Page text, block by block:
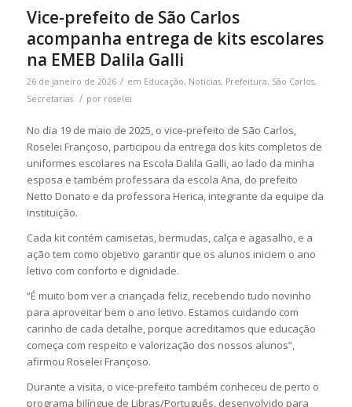
Vice-prefeito de São Carlos
acompanha entrega de kits escolares
na EMEB Dalila Galli
26 de janeiro de 2026 / em Educação, Notícias, Prefeitura, São Carlos,
Secretarias
/ por roselei
No dia 19 de maio de 2025, o vice-prefeito de São Carlos,
Roselei Françoso, participou da entrega dos kits completos de
uniformes escolares na Escola Dalila Galli, ao lado da minha
esposa e também professara da escola Ana, do prefeito
Netto Donato e da professora Herica, integrante da equipe da
instituição.
Cada kit contém camisetas, bermudas, calça e agasalho, e a
ação tem como objetivo garantir que os alunos iniciem o ano
letivo com conforto e dignidade.
“É muito bom ver a criançada feliz, recebendo tudo novinho
para aproveitar bem o ano letivo. Estamos cuidando com
carinho de cada detalhe, porque acreditamos que educação
começa com respeito e valorização dos nossos alunos”,
afirmou Roselei Françoso.
Durante a visita, o vice-prefeito também conheceu de perto o
programa bilíngue de Libras/Português, desenvolvido para